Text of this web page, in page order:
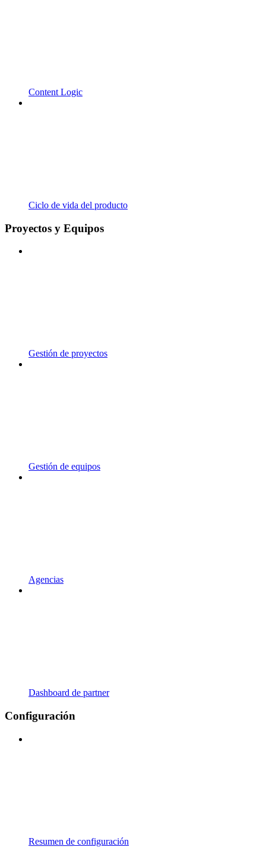
Content Logic
Ciclo de vida del producto
Proyectos y Equipos
Gestión de proyectos
Gestión de equipos
Agencias
Dashboard de partner
Configuración
Resumen de configuración